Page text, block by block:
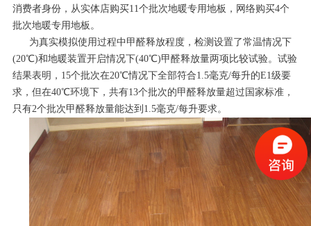
消费者身份，从实体店购买11个批次地暖专用地板，网络购买4个
批次地暖专用地板。
为真实模拟使用过程中甲醛释放程度，检测设置了常温情况下
(20℃)和地暖装置开启情况下(40℃)甲醛释放量两项比较试验。试验
结果表明，15个批次在20℃情况下全部符合1.5毫克/每升的E1级要
求，但在40℃环境下，共有13个批次的甲醛释放量超过国家标准，
只有2个批次甲醛释放量能达到1.5毫克/每升要求。